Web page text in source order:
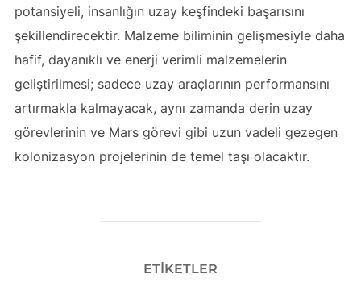
potansiyeli, insanlığın uzay keşfindeki başarısını
şekillendirecektir. Malzeme biliminin gelişmesiyle daha
hafif, dayanıklı ve enerji verimli malzemelerin
geliştirilmesi; sadece uzay araçlarının performansını
artırmakla kalmayacak, aynı zamanda derin uzay
görevlerinin ve Mars görevi gibi uzun vadeli gezegen
kolonizasyon projelerinin de temel taşı olacaktır.
ETIKETLER